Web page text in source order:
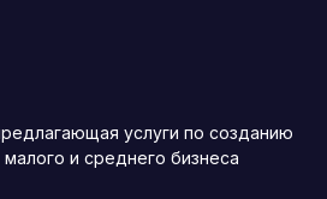
услуги по созданию
и среднего бизнеса